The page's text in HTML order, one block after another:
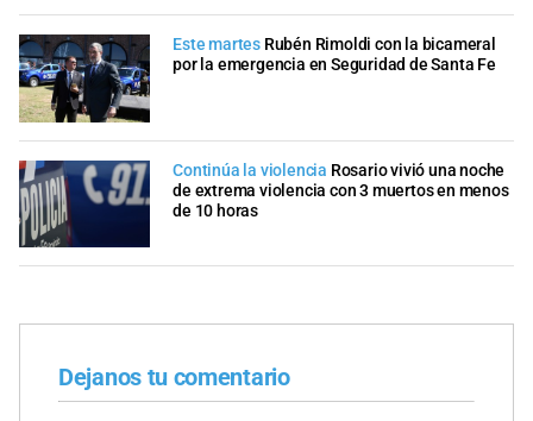
Este martes Rubén Rimoldi con la bicameral
por la emergencia en Seguridad de Santa Fe
Continúa la violencia Rosario vivió una noche
de extrema violencia con 3 muertos en menos
de 10 horas
Dejanos tu comentario